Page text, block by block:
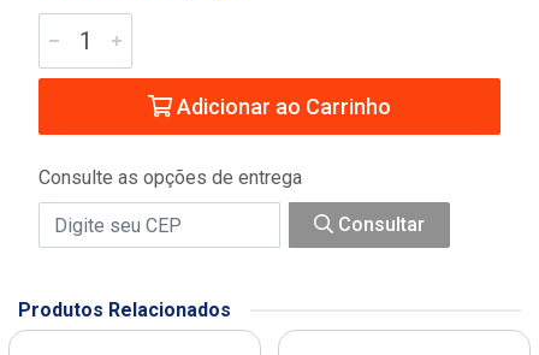
Adicionar ao Carrinho
Consulte as opções de entrega
Consultar
Produtos Relacionados